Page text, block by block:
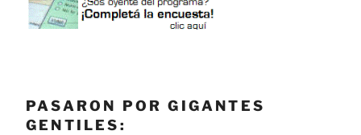
PASARON POR GIGANTES
GENTILES: